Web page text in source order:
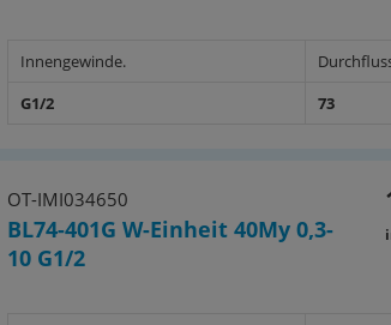
Innengewinde.
G1/2
73
OT-IMI034650
BL74-401G W-Einheit 40My 0,3-
10 G1/2